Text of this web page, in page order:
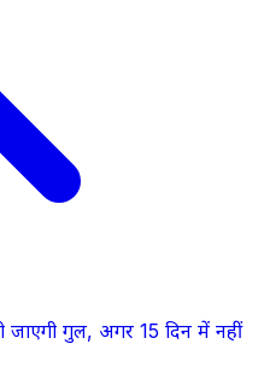
जाएगी गुल, अगर 15 दिन में नहीं